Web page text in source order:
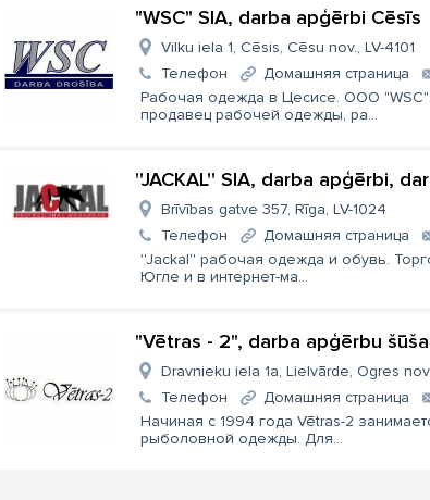
"WSC" SIA, darba apģērbi Cēsīs
Vilku iela 1, Cēsis, Cēsu nov., LV-4101
Телефон
Домашняя страница
Рабочая одежда в Цесисе. ООО
продавец рабочей одежды, ра...
''JACKAL'' SIA, darba apģērbi,
Brīvības gatve 357, Rīga, LV-1024
Телефон
Домашняя страница
''Jackal'' рабочая одежда и обувь.
Югле и в интернет-ма...
"Vētras - 2", darba apģērbu
Dravnieku iela 1a, Lielvārde, Ogres
Телефон
Домашняя страница
Начиная с 1994 года Vētras-2
рыболовной одежды. Для...